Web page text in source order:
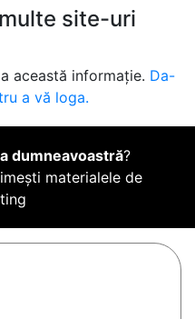
site-uri
această informație. Da-
a vă loga.
dumneavoastră?
materialele de